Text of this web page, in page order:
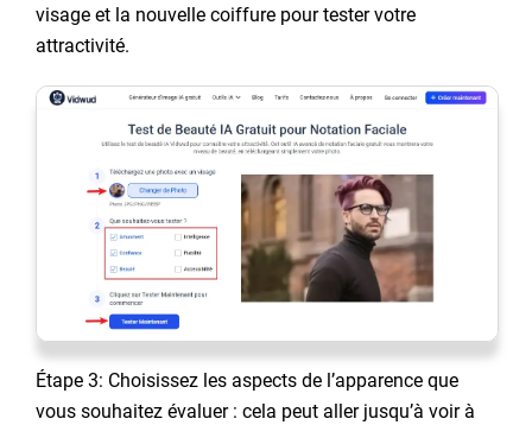
visage et la nouvelle coiffure pour tester votre
attractivité.
Étape 3: Choisissez les aspects de l’apparence que
vous souhaitez évaluer : cela peut aller jusqu’à voir à